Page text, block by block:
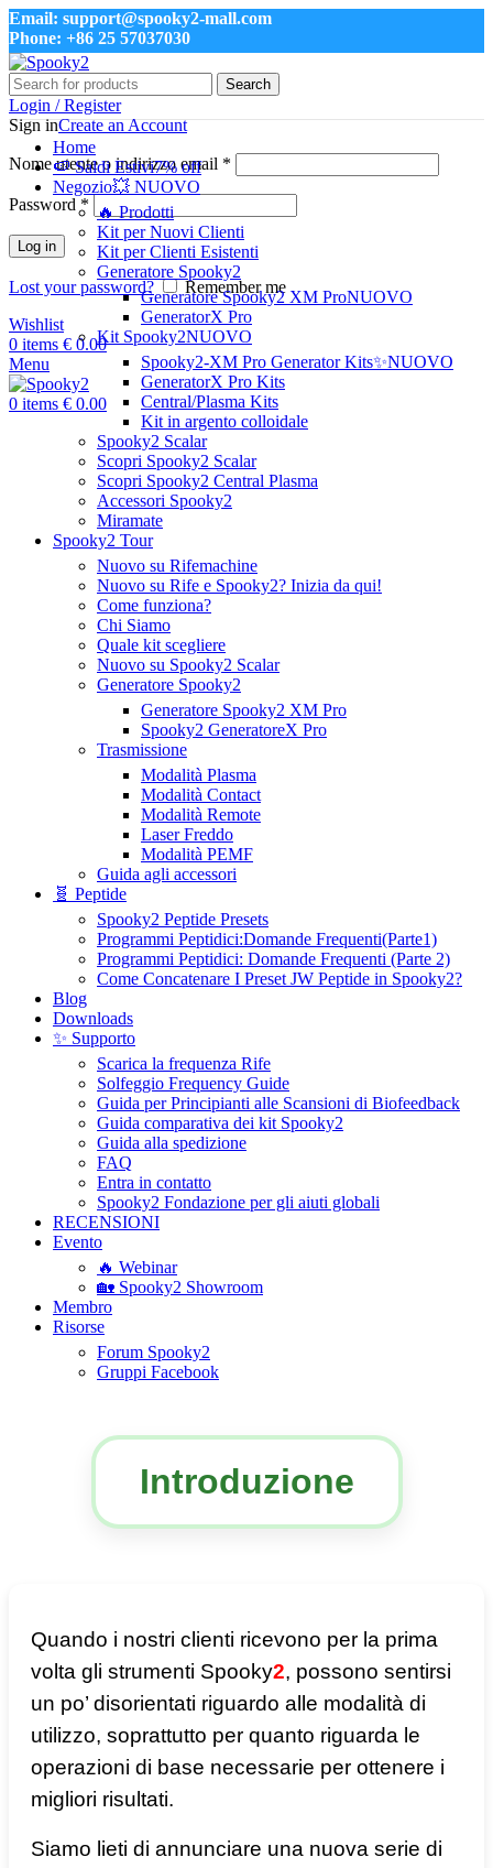
Email: support@spooky2-mall.com
Phone: +86 25 57037030
Search
Login / Register
Sign inCreate an Account
Nome utente o indirizzo email *
Password *
Log in
Lost your password?
Remember me
Wishlist
0 items € 0.00
Menu
0 items € 0.00
Home
🍉 Saldi Estivi7% off
Negozio💥 NUOVO
🔥 Prodotti
Kit per Nuovi Clienti
Kit per Clienti Esistenti
Generatore Spooky2
Generatore Spooky2 XM ProNUOVO
GeneratorX Pro
Kit Spooky2NUOVO
Spooky2-XM Pro Generator Kits✨NUOVO
GeneratorX Pro Kits
Central/Plasma Kits
Kit in argento colloidale
Spooky2 Scalar
Scopri Spooky2 Scalar
Scopri Spooky2 Central Plasma
Accessori Spooky2
Miramate
Spooky2 Tour
Nuovo su Rifemachine
Nuovo su Rife e Spooky2? Inizia da qui!
Come funziona?
Chi Siamo
Quale kit scegliere
Nuovo su Spooky2 Scalar
Generatore Spooky2
Generatore Spooky2 XM Pro
Spooky2 GeneratoreX Pro
Trasmissione
Modalità Plasma
Modalità Contact
Modalità Remote
Laser Freddo
Modalità PEMF
Guida agli accessori
🧬 Peptide
Spooky2 Peptide Presets
Programmi Peptidici:Domande Frequenti(Parte1)
Programmi Peptidici: Domande Frequenti (Parte 2)
Come Concatenare I Preset JW Peptide in Spooky2?
Blog
Downloads
✨ Supporto
Scarica la frequenza Rife
Solfeggio Frequency Guide
Guida per Principianti alle Scansioni di Biofeedback
Guida comparativa dei kit Spooky2
Guida alla spedizione
FAQ
Entra in contatto
Spooky2 Fondazione per gli aiuti globali
RECENSIONI
Evento
🔥 Webinar
🏡 Spooky2 Showroom
Membro
Risorse
Forum Spooky2
Gruppi Facebook
Introduzione
Quando i nostri clienti ricevono per la prima
volta gli strumenti Spooky2, possono sentirsi
un po’ disorientati riguardo alle modalità di
utilizzo, soprattutto per quanto riguarda le
operazioni di base necessarie per ottenere i
migliori risultati.
Siamo lieti di annunciare una nuova serie di